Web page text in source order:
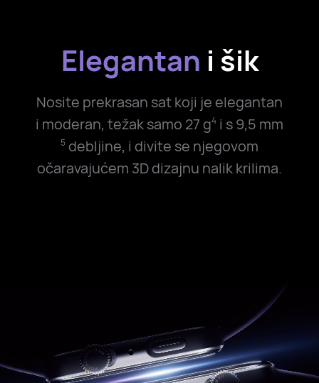
Elegantan i šik
Nosite prekrasan sat koji je elegantan
i moderan, težak samo 27 g4 i s 9,5 mm
5 debljine, i divite se njegovom
očaravajućem 3D dizajnu nalik krilima.